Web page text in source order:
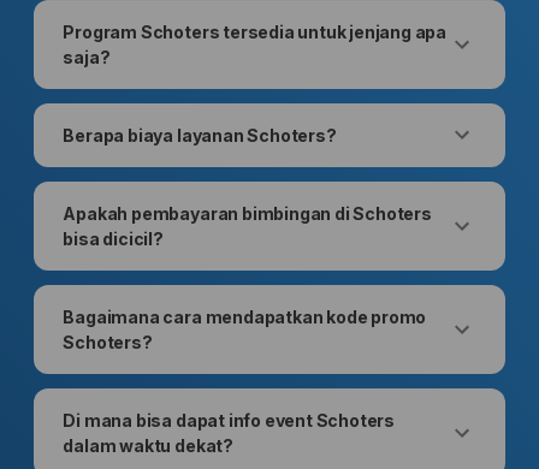
Program Schoters tersedia untuk jenjang apa
saja?
Berapa biaya layanan Schoters?
Apakah pembayaran bimbingan di Schoters
bisa dicicil?
Bagaimana cara mendapatkan kode promo
Schoters?
Di mana bisa dapat info event Schoters
dalam waktu dekat?